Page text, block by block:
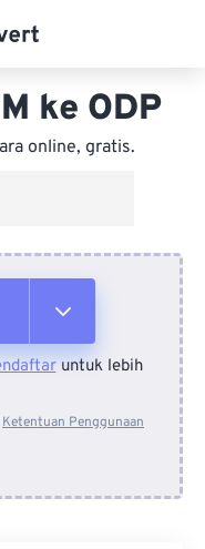
ke ODP
online, gratis.
untuk lebih
Ketentuan Penggunaan